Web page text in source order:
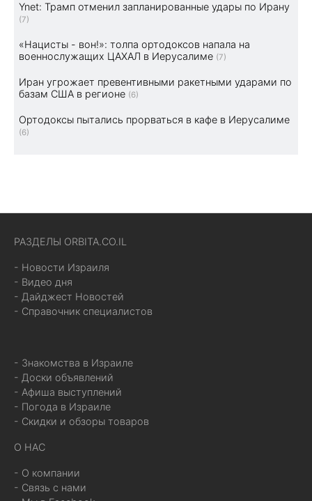
Ynet: Трамп отменил запланированные удары по Ирану
(7)
«Нацисты - вон!»: толпа ортодоксов напала на
военнослужащих ЦАХАЛ в Иерусалиме (7)
Иран угрожает превентивными ракетными ударами по
базам США в регионе (6)
Ортодоксы пытались прорваться в кафе в Иерусалиме
(6)
РАЗДЕЛЫ ORBITA.CO.IL
- Новости Израиля
- Видео дня
- Дайджест Новостей
- Справочник специалистов
- Знакомства в Израиле
- Доски объявлений
- Афиша выступлений
- Погода в Израиле
- Скидки и обзоры товаров
О НАС
- О компании
- Связь с нами